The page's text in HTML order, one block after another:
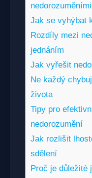
nedorozuměními
Jak se vyhýbat
Rozdíly mezi
jednáním
Jak vyřešit
Ne každý
života
Tipy pro
nedorozumění
Jak rozlišit
sdělení
Proč je důležité